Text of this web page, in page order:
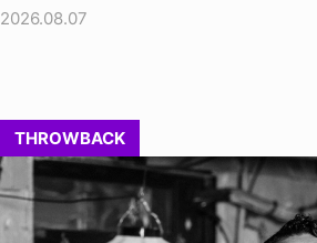
2026.08.07
THROWBACK